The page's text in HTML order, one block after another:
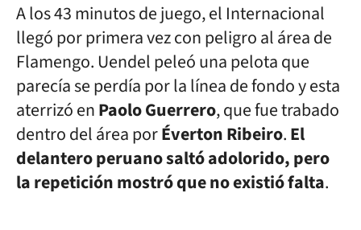
A los 43 minutos de juego, el Internacional
llegó por primera vez con peligro al área de
Flamengo. Uendel peleó una pelota que
parecía se perdía por la línea de fondo y esta
aterrizó enPaolo Guerrero, que fue trabado
dentro del área porÉverton Ribeiro.El
delantero peruano saltó adolorido, pero
la repetición mostró que no existió falta.